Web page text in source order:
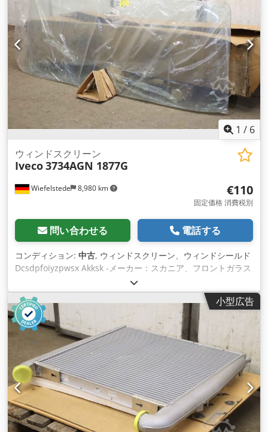
1 / 6
Wiefelstede 8,980 km
ウィンドスクリーン
Iveco3734AGN 1877G
€110
固定価格 消費税別
問い合わせる 電話する
コンディション: 中古, ウィンドスクリーン、ウィンドシールド
Dcsdpfoiyzpwsx Akksk -メーカー：スカニア、フロントガラス
風防タイプ 3734AGN 1877G -注文番号：3000910 - 8013994 -
寸法：2120/820/厚さ6mm -重量: 24 kg -輸送寸法：
2310/930/H420 mm
小型広告